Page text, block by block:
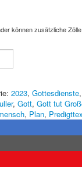
können zusätzliche
2023, Gottesdienste,
, Gott, Gott tut
, Plan,